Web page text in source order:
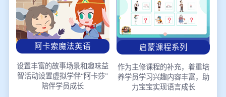
阿卡索魔法英语
设置丰富的故事场景和趣味益
智活动设置虚拟学伴“阿卡莎”
陪伴学员成长
启蒙课程系列
作为主修课程的补充，着重培
养学员学习兴趣内容丰富，助
力宝宝实现语言成长